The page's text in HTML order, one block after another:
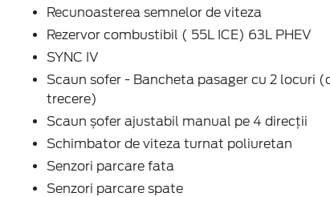
Recunoasterea semnelor de viteza
Rezervor combustibil ( 55L ICE) 63L PHEV
SYNC IV
Scaun sofer - Bancheta pasager cu 2 locuri
trecere)
Scaun șofer ajustabil manual pe 4 direcții
Schimbator de viteza turnat poliuretan
Senzori parcare fata
Senzori parcare spate